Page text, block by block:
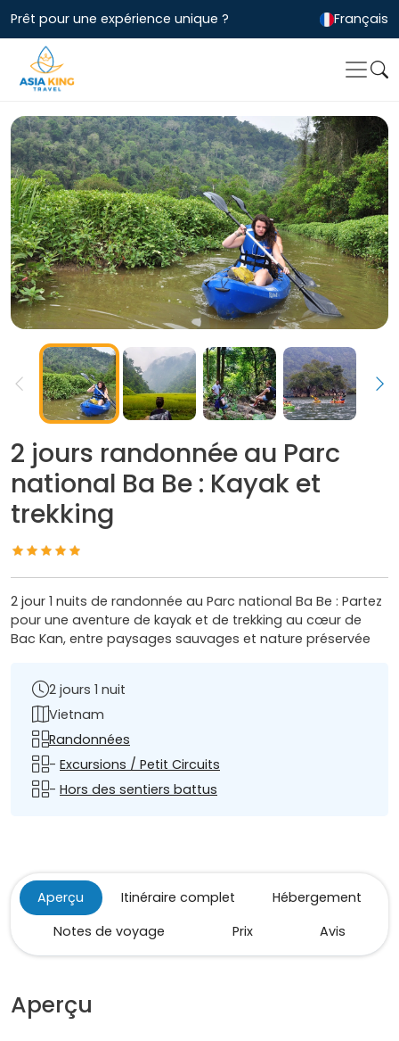
Prêt pour une expérience unique ? Français
2 jours randonnée au Parc
national Ba Be : Kayak et
trekking
2 jour 1 nuits de randonnée au Parc national Ba Be : Partez
pour une aventure de kayak et de trekking au cœur de
Bac Kan, entre paysages sauvages et nature préservée
2 jours 1 nuit
Vietnam
Randonnées
- Excursions / Petit Circuits
- Hors des sentiers battus
Aperçu Itinéraire complet
Hébergement
Notes de voyage
Prix Avis
Aperçu